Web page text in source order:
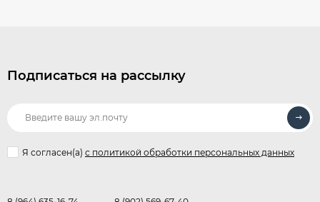
Подписаться на рассылку
Я согласен(a) с политикой обработки персональных данных